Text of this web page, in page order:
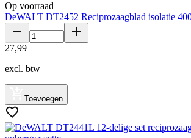
Op voorraad
DeWALT DT2452 Reciprozaagblad isolatie
27,99
excl. btw
Toevoegen